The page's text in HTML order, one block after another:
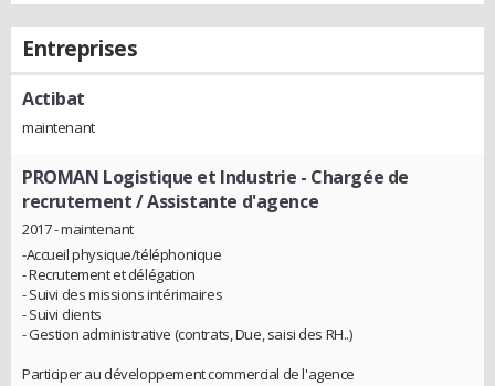
Entreprises
Actibat
maintenant
PROMAN Logistique et Industrie - Chargée de
recrutement / Assistante d'agence
2017 - maintenant
-Accueil physique/téléphonique
- Recrutement et délégation
- Suivi des missions intérimaires
- Suivi clients
- Gestion administrative (contrats, Due, saisi des RH..)
Participer au développement commercial de l'agence